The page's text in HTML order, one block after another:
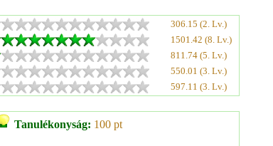
306.15 (2. Lv.)
1501.42 (8. Lv.)
811.74 (5. Lv.)
550.01 (3. Lv.)
597.11 (3. Lv.)
Tanulékonyság: 100 pt